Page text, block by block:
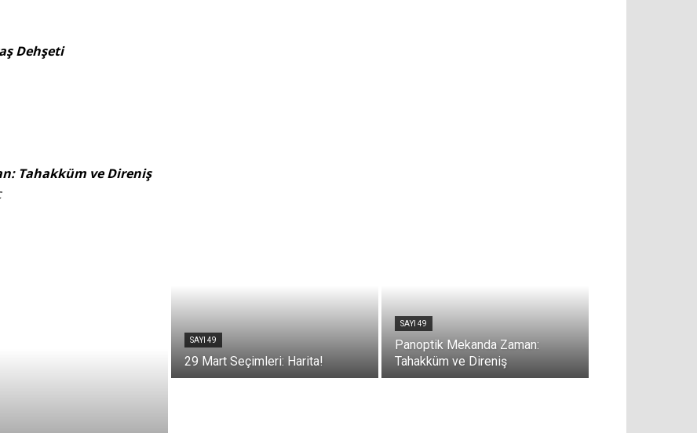
Dehşeti
Tahakküm ve Direniş
SAYI 49
29 Mart Seçimleri: Harita!
SAYI 49
Panoptik Mekanda Zaman:
Tahakküm ve Direniş